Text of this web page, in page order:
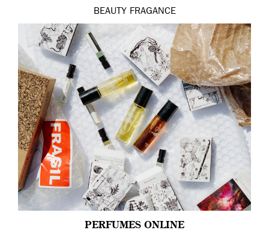
BEAUTY FRAGANCE
PERFUMES ONLINE